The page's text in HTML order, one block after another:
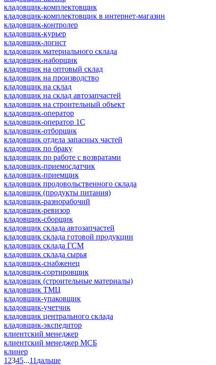
кладовщик-комплектовщик
кладовщик-комплектовщик в интернет-магазин
кладовщик-контролер
кладовщик-курьер
кладовщик-логист
кладовщик материального склада
кладовщик-наборщик
кладовщик на оптовый склад
кладовщик на производство
кладовщик на склад
кладовщик на склад автозапчастей
кладовщик на строительный объект
кладовщик-оператор
кладовщик-оператор 1С
кладовщик-отборщик
кладовщик отдела запасных частей
кладовщик по браку
кладовщик по работе с возвратами
кладовщик-приемосдатчик
кладовщик-приемщик
кладовщик продовольственного склада
кладовщик (продукты питания)
кладовщик-разнорабочий
кладовщик-ревизор
кладовщик-сборщик
кладовщик склада автозапчастей
кладовщик склада готовой продукции
кладовщик склада ГСМ
кладовщик склада сырья
кладовщик-снабженец
кладовщик-сортировщик
кладовщик (строительные материалы)
кладовщик ТМЦ
кладовщик-упаковщик
кладовщик-учетчик
кладовщик центрального склада
кладовщик-экспедитор
клиентский менеджер
клиентский менеджер МСБ
клинер
1 2345...11 дальше